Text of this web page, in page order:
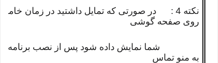
نکته 4 : در صورتی که تمایل داشتید در زمان
روی صفحه گوشی
شما نمایش داده شود پس از نصب برنامه و
به منو تماس